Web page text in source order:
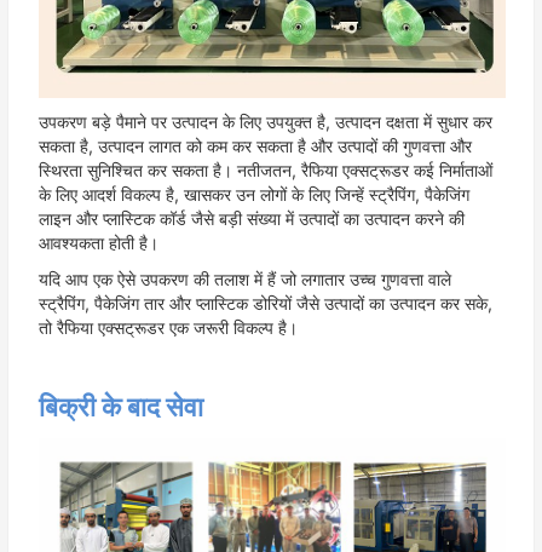
उपकरण बड़े पैमाने पर उत्पादन के लिए उपयुक्त है, उत्पादन दक्षता में सुधार कर
सकता है, उत्पादन लागत को कम कर सकता है और उत्पादों की गुणवत्ता और
स्थिरता सुनिश्चित कर सकता है। नतीजतन, रैफिया एक्सट्रूडर कई निर्माताओं
के लिए आदर्श विकल्प है, खासकर उन लोगों के लिए जिन्हें स्ट्रैपिंग, पैकेजिंग
लाइन और प्लास्टिक कॉर्ड जैसे बड़ी संख्या में उत्पादों का उत्पादन करने की
आवश्यकता होती है।
यदि आप एक ऐसे उपकरण की तलाश में हैं जो लगातार उच्च गुणवत्ता वाले
स्ट्रैपिंग, पैकेजिंग तार और प्लास्टिक डोरियों जैसे उत्पादों का उत्पादन कर सके,
तो रैफिया एक्सट्रूडर एक जरूरी विकल्प है।
बिक्री के बाद सेवा